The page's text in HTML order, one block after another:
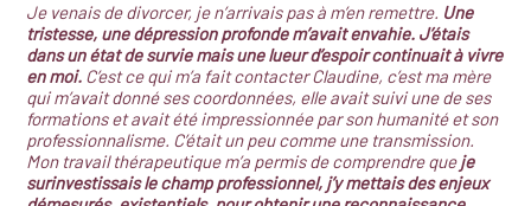
Je venais de divorcer, je n’arrivais pas à m’en remettre. Une
tristesse, une dépression profonde m’avait envahie. J’étais
dans un état de survie mais une lueur d’espoir continuait à vivre
en moi. C’est ce qui m’a fait contacter Claudine, c’est ma mère
qui m’avait donné ses coordonnées, elle avait suivi une de ses
formations et avait été impressionnée par son humanité et son
professionnalisme. C’était un peu comme une transmission.
Mon travail thérapeutique m’a permis de comprendre queje
surinvestissais le champ professionnel, j’y mettais des enjeux